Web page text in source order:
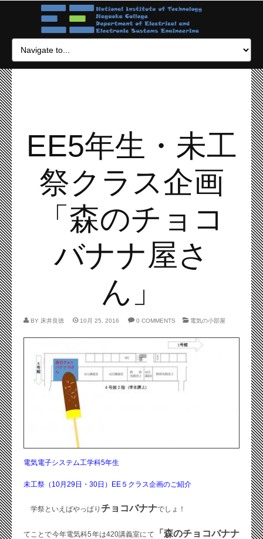
EE5年生・未工
祭クラス企画
「森のチョコ
バナナ屋さ
ん」
BY 床井良徳 10月 25, 2016 0 COMMENTS 電気の小部屋
電気電子システム工学科5年生
未工祭（10月29日・30日）EE５クラス企画のご紹介
学祭といえばやっぱり チョコバナナでしょ！
てことで今年電気科5年は420講義室にて
「森のチョコバナナ